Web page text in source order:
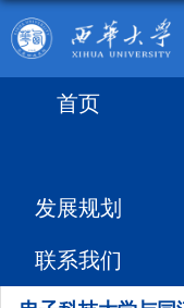
首页
发展规划
联系我们